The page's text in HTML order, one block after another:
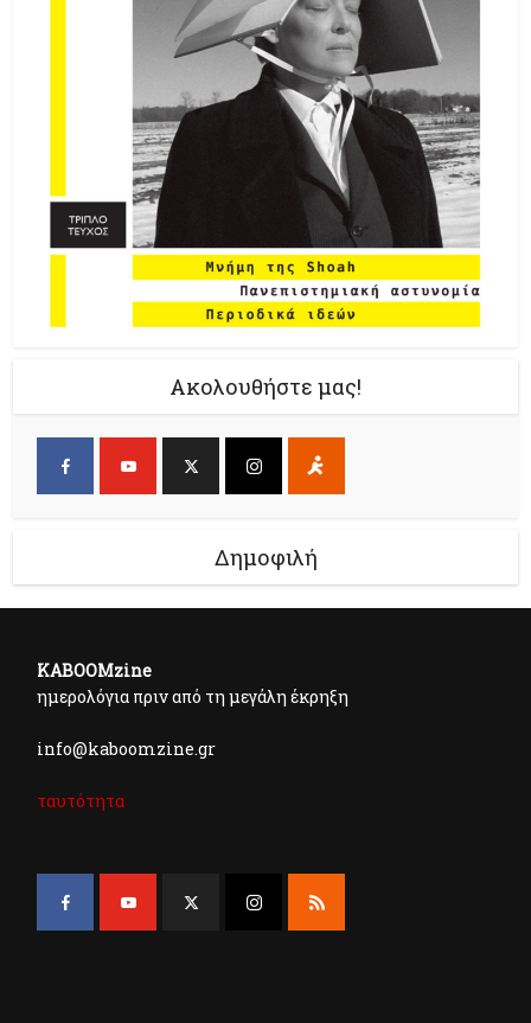
Ακολουθήστε μας!
Δημοφιλή
KABOOMzine
ημερολόγια πριν από τη μεγάλη έκρηξη
info@kaboomzine.gr
ταυτότητα